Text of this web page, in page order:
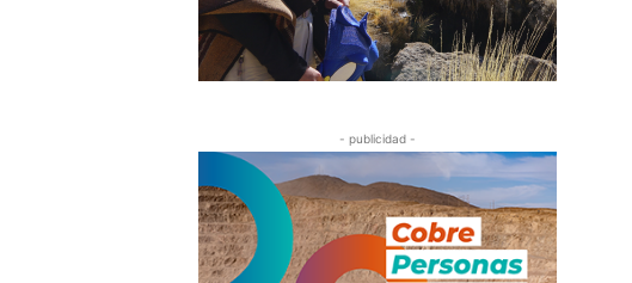
- publicidad -